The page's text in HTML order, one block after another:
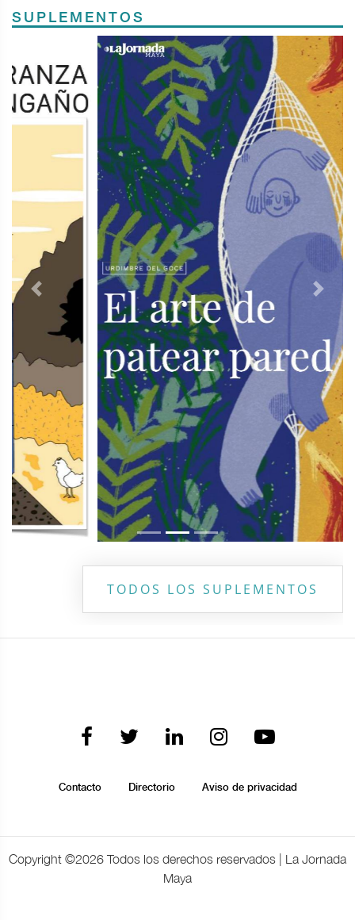
SUPLEMENTOS
Previous Next
TODOS LOS SUPLEMENTOS
Contacto Directorio Aviso de privacidad
Copyright ©2026 Todos los derechos reservados | La Jornada
Maya